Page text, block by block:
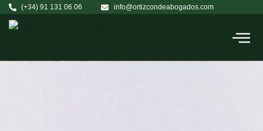
(+34) 91 131 06 06 info@ortizcondeabogados.com